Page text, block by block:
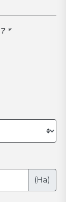
*
(Ha)